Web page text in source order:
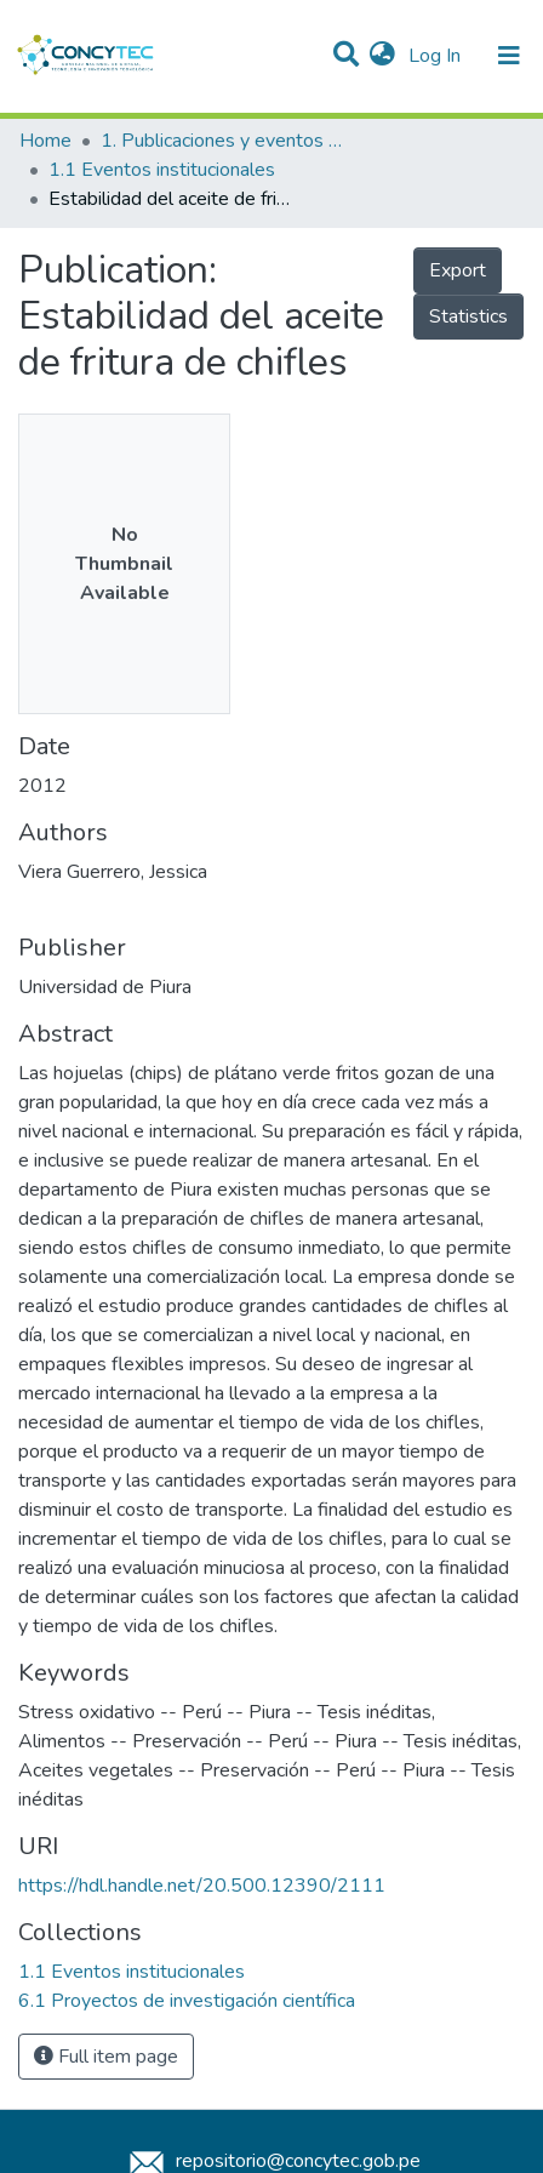
Log In (current)
Communities & Collections
Research Outputs
People
Statistics
Home
1. Publicaciones y eventos institucionales
1.1 Eventos institucionales
Estabilidad del aceite de fritura de chifles
Publication:
Estabilidad del aceite
de fritura de chifles
Export
Statistics
No
Thumbnail
Available
Date
2012
Authors
Viera Guerrero, Jessica
Publisher
Universidad de Piura
Abstract
Las hojuelas (chips) de plátano verde fritos gozan de una
gran popularidad, la que hoy en día crece cada vez más a
nivel nacional e internacional. Su preparación es fácil y rápida,
e inclusive se puede realizar de manera artesanal. En el
departamento de Piura existen muchas personas que se
dedican a la preparación de chifles de manera artesanal,
siendo estos chifles de consumo inmediato, lo que permite
solamente una comercialización local. La empresa donde se
realizó el estudio produce grandes cantidades de chifles al
día, los que se comercializan a nivel local y nacional, en
empaques flexibles impresos. Su deseo de ingresar al
mercado internacional ha llevado a la empresa a la
necesidad de aumentar el tiempo de vida de los chifles,
porque el producto va a requerir de un mayor tiempo de
transporte y las cantidades exportadas serán mayores para
disminuir el costo de transporte. La finalidad del estudio es
incrementar el tiempo de vida de los chifles, para lo cual se
realizó una evaluación minuciosa al proceso, con la finalidad
de determinar cuáles son los factores que afectan la calidad
y tiempo de vida de los chifles.
Keywords
Stress oxidativo -- Perú -- Piura -- Tesis inéditas,
Alimentos -- Preservación -- Perú -- Piura -- Tesis inéditas,
Aceites vegetales -- Preservación -- Perú -- Piura -- Tesis
inéditas
URI
https://hdl.handle.net/20.500.12390/2111
Collections
1.1 Eventos institucionales
6.1 Proyectos de investigación científica
Full item page
repositorio@concytec.gob.pe